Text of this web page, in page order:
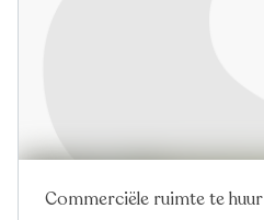
Commerciële ruimte te huur